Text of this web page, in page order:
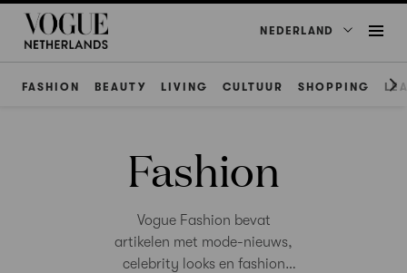
NEDERLAND
FASHION BEAUTY LIVING CULTUUR SHOPPING
Fashion
Vogue Fashion bevat
artikelen met mode-nieuws,
celebrity looks en fashion